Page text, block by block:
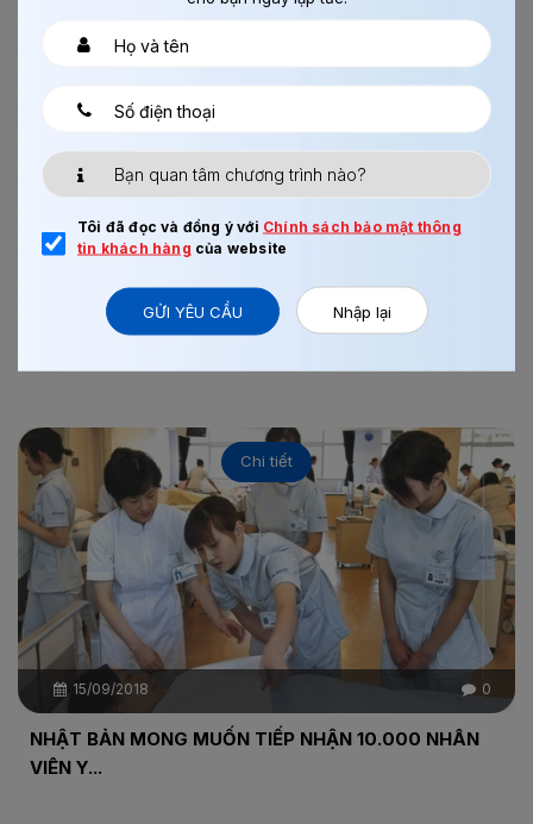
23/01/2019 0
NHÌN LẠI HOẠT ĐỘNG NĂM 2018 TẠI CÔNG TY...
Là một trong những công ty phái cử thực tập sinh hàng
đầu tại Việt Nam, năm 2018 Batimex vẫn giữ vững phong
15/09/2018 0
Chi tiết
NHẬT BẢN MONG MUỐN TIẾP NHẬN 10.000 NHÂN
VIÊN Y...
Tôi đã đọc và đồng ý với Chính sách bảo mật thông
tin khách hàng của website
GỬI YÊU CẦU Nhập lại